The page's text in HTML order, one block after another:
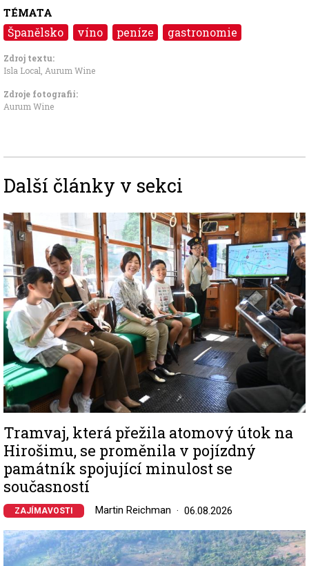
TÉMATA
Španělsko víno peníze gastronomie
Zdroj textu:
Isla Local, Aurum Wine
Zdroje fotografii:
Aurum Wine
Další články v sekci
Image
Tramvaj, která přežila atomový útok na
Hirošimu, se proměnila v pojízdný
památník spojující minulost se
současností
ZAJÍMAVOSTI Martin Reichman 06.08.2026
Image